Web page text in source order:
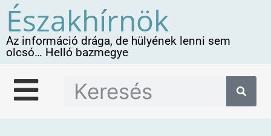
Északhírnök
Az információ drága, de hülyének lenni sem
olcsó… Helló bazmegye